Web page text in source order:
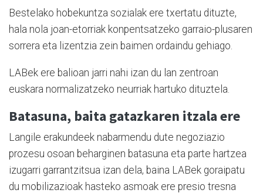
Bestelako hobekuntza sozialak ere txertatu dituzte,
hala nola joan-etorriak konpentsatzeko garraio-plusaren
sorrera eta lizentzia zein baimen ordaindu gehiago.
LABek ere balioan jarri nahi izan du lan zentroan
euskara normalizatzeko neurriak hartuko dituztela.
Batasuna, baita gatazkaren itzala ere
Langile erakundeek nabarmendu dute negoziazio
prozesu osoan beharginen batasuna eta parte hartzea
izugarri garrantzitsua izan dela, baina LABek goraipatu
du mobilizazioak hasteko asmoak ere presio tresna